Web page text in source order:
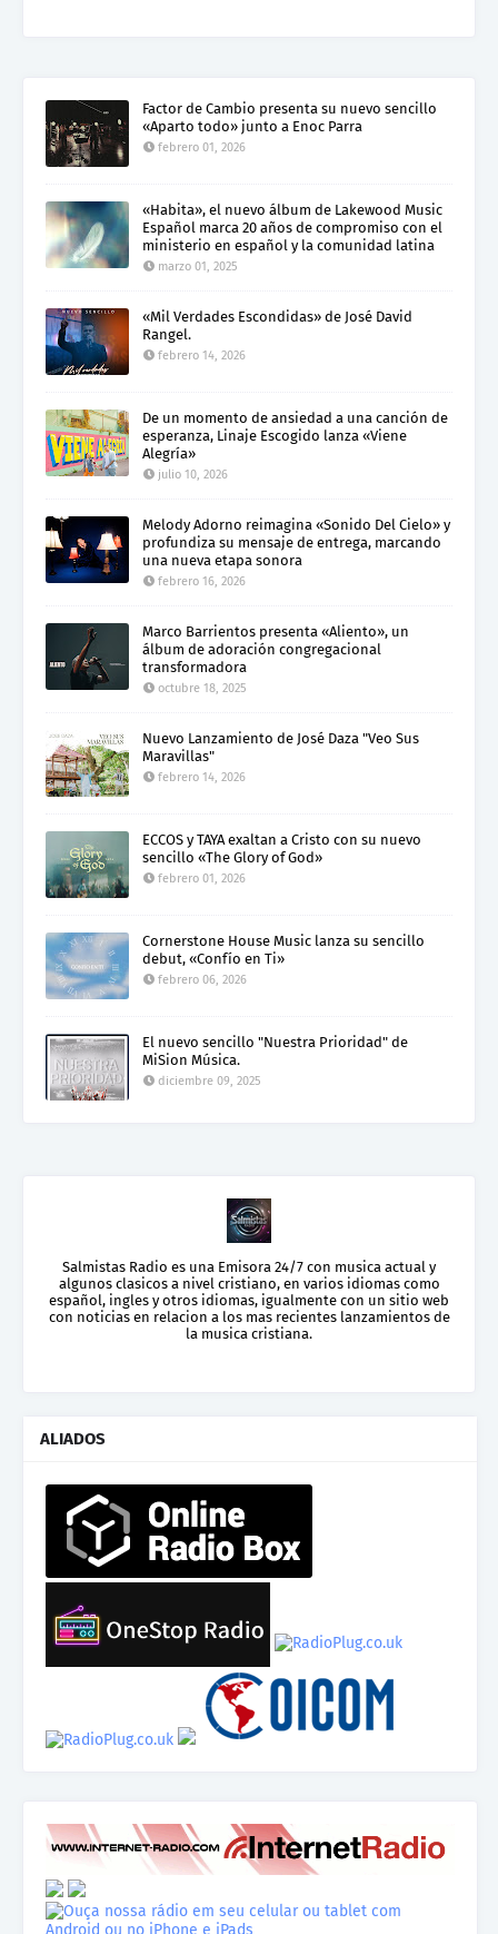
Factor de Cambio presenta su nuevo sencillo
«Aparto todo» junto a Enoc Parra
febrero 01, 2026
«Habita», el nuevo álbum de Lakewood Music
Español marca 20 años de compromiso con el
ministerio en español y la comunidad latina
marzo 01, 2025
«Mil Verdades Escondidas» de José David
Rangel.
febrero 14, 2026
De un momento de ansiedad a una canción de
esperanza, Linaje Escogido lanza «Viene
Alegría»
julio 10, 2026
Melody Adorno reimagina «Sonido Del Cielo» y
profundiza su mensaje de entrega, marcando
una nueva etapa sonora
febrero 16, 2026
Marco Barrientos presenta «Aliento», un
álbum de adoración congregacional
transformadora
octubre 18, 2025
Nuevo Lanzamiento de José Daza "Veo Sus
Maravillas"
febrero 14, 2026
ECCOS y TAYA exaltan a Cristo con su nuevo
sencillo «The Glory of God»
febrero 01, 2026
Cornerstone House Music lanza su sencillo
debut, «Confío en Ti»
febrero 06, 2026
El nuevo sencillo "Nuestra Prioridad" de
MiSion Música.
diciembre 09, 2025
Salmistas Radio es una Emisora 24/7 con musica actual y
algunos clasicos a nivel cristiano, en varios idiomas como
español, ingles y otros idiomas, igualmente con un sitio web
con noticias en relacion a los mas recientes lanzamientos de
la musica cristiana.
ALIADOS